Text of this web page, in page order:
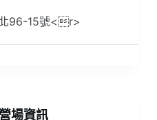
96-15號<r>
場資訊